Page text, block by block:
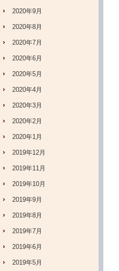
2020年9月
2020年8月
2020年7月
2020年6月
2020年5月
2020年4月
2020年3月
2020年2月
2020年1月
2019年12月
2019年11月
2019年10月
2019年9月
2019年8月
2019年7月
2019年6月
2019年5月